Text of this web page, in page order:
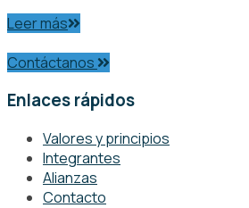
Leer más
Contáctanos
Enlaces rápidos
Valores y principios
Integrantes
Alianzas
Contacto